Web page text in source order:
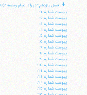
+
فصل يازدهم " در راه انجام وظيفه " (1378 - 1368 ه. ش)
پيوست شماره 1:
پيوست شماره 2:
پيوست شماره 3:
پيوست شماره 4:
پيوست شماره 5:
پيوست شماره 6:
پيوست شماره 7:
پيوست شماره 8:
پيوست شماره 9:
پيوست شماره 10:
پيوست شماره 11:
پيوست شماره 13:
پيوست شماره 14:
پيوست شماره 15: